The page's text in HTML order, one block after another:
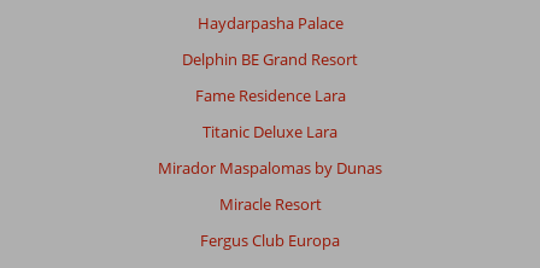
Haydarpasha Palace
Delphin BE Grand Resort
Fame Residence Lara
Titanic Deluxe Lara
Mirador Maspalomas by Dunas
Miracle Resort
Fergus Club Europa